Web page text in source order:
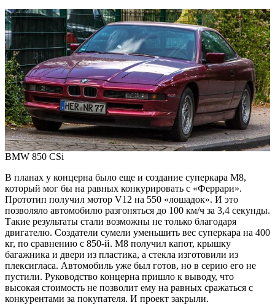
BMW 850 CSi
В планах у концерна было еще и создание суперкара М8,
который мог бы на равных конкурировать с «Феррари».
Прототип получил мотор V12 на 550 «лошадок». И это
позволяло автомобилю разгоняться до 100 км/ч за 3,4 секунды.
Такие результаты стали возможны не только благодаря
двигателю. Создатели сумели уменьшить вес суперкара на 400
кг, по сравнению с 850-й. М8 получил капот, крышку
багажника и двери из пластика, а стекла изготовили из
плексигласа. Автомобиль уже был готов, но в серию его не
пустили. Руководство концерна пришло к выводу, что
высокая стоимость не позволит ему на равных сражаться с
конкурентами за покупателя. И проект закрыли.